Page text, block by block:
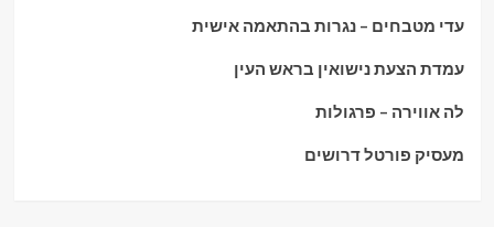
עדי מטבחים – נגרות בהתאמה אישית
עמדת הצעת נישואין בראש העין
לה אווירה – פרגולות
מעסיק פורטל דרושים